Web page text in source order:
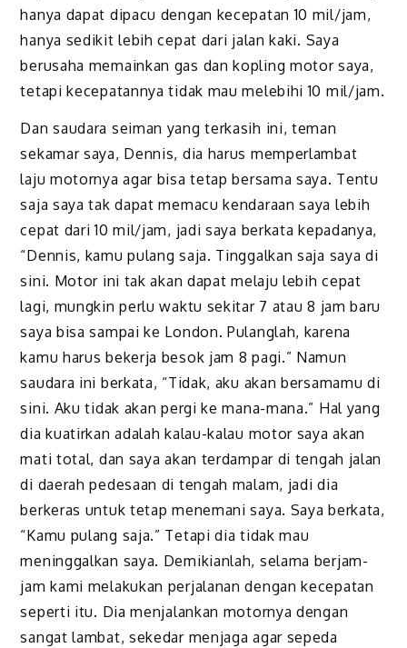
hanya dapat dipacu dengan kecepatan 10 mil/jam,
hanya sedikit lebih cepat dari jalan kaki. Saya
berusaha memainkan gas dan kopling motor saya,
tetapi kecepatannya tidak mau melebihi 10 mil/jam.
Dan saudara seiman yang terkasih ini, teman
sekamar saya, Dennis, dia harus memperlambat
laju motornya agar bisa tetap bersama saya. Tentu
saja saya tak dapat memacu kendaraan saya lebih
cepat dari 10 mil/jam, jadi saya berkata kepadanya,
“Dennis, kamu pulang saja. Tinggalkan saja saya di
sini. Motor ini tak akan dapat melaju lebih cepat
lagi, mungkin perlu waktu sekitar 7 atau 8 jam baru
saya bisa sampai ke London. Pulanglah, karena
kamu harus bekerja besok jam 8 pagi.” Namun
saudara ini berkata, “Tidak, aku akan bersamamu di
sini. Aku tidak akan pergi ke mana-mana.” Hal yang
dia kuatirkan adalah kalau-kalau motor saya akan
mati total, dan saya akan terdampar di tengah jalan
di daerah pedesaan di tengah malam, jadi dia
berkeras untuk tetap menemani saya. Saya berkata,
“Kamu pulang saja.” Tetapi dia tidak mau
meninggalkan saya. Demikianlah, selama berjam-
jam kami melakukan perjalanan dengan kecepatan
seperti itu. Dia menjalankan motornya dengan
sangat lambat, sekedar menjaga agar sepeda